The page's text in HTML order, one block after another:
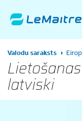
main
content
Products
Patients
Expand
Valodu saraksts
latviski